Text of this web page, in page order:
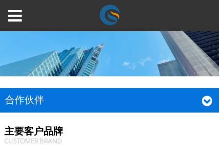
合作伙伴
主要客户品牌
CUSTOMER BRAND